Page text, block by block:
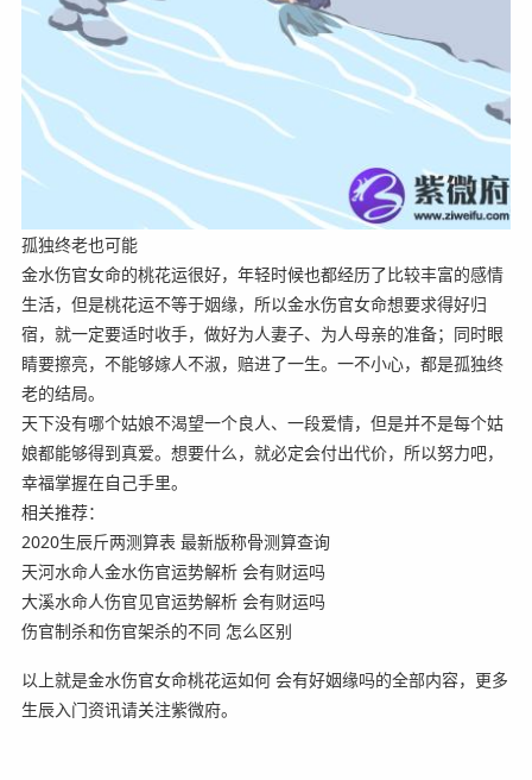
孤独终老也可能
金水伤官女命的桃花运很好，年轻时候也都经历了比较丰富的感情
生活，但是桃花运不等于姻缘，所以金水伤官女命想要求得好归
宿，就一定要适时收手，做好为人妻子、为人母亲的准备；同时眼
睛要擦亮，不能够嫁人不淑，赔进了一生。一不小心，都是孤独终
老的结局。
天下没有哪个姑娘不渴望一个良人、一段爱情，但是并不是每个姑
娘都能够得到真爱。想要什么，就必定会付出代价，所以努力吧，
幸福掌握在自己手里。
相关推荐：
2020生辰斤两测算表 最新版称骨测算查询
天河水命人金水伤官运势解析 会有财运吗
大溪水命人伤官见官运势解析 会有财运吗
伤官制杀和伤官架杀的不同 怎么区别
以上就是金水伤官女命桃花运如何 会有好姻缘吗的全部内容，更多
生辰入门资讯请关注紫微府。